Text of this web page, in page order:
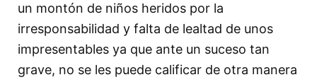
un montón de niños heridos por la
irresponsabilidad y falta de lealtad de unos
impresentables ya que ante un suceso tan
grave, no se les puede calificar de otra manera